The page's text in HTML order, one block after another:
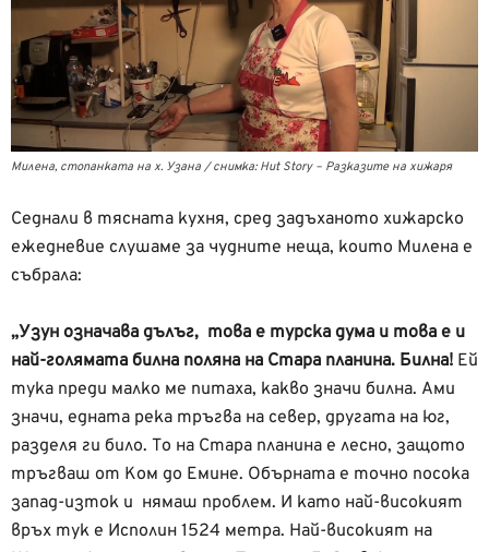
Милена, стопанката на х. Узана / снимка: Hut Story – Разказите на хижаря
Седнали в тясната кухня, сред задъханото хижарско
ежедневие слушаме за чудните неща, които Милена е
събрала:
„Узун означава дълъг, това е турска дума и това е и
най-голямата билна поляна на Стара планина. Билна! Ей
тука преди малко ме питаха, какво значи билна. Ами
значи, едната река тръгва на север, другата на юг,
разделя ги било. То на Стара планина е лесно, защото
тръгваш от Ком до Емине. Обърната е точно посока
запад-изток и нямаш проблем. И като най-високият
връх тук е Исполин 1524 метра. Най-високият на